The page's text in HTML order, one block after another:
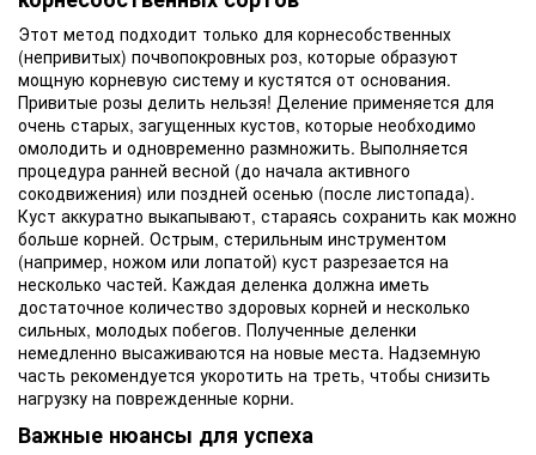
Этот метод подходит только для корнесобственных
(непривитых) почвопокровных роз, которые образуют
мощную корневую систему и кустятся от основания.
Привитые розы делить нельзя! Деление применяется для
очень старых, загущенных кустов, которые необходимо
омолодить и одновременно размножить. Выполняется
процедура ранней весной (до начала активного
сокодвижения) или поздней осенью (после листопада).
Куст аккуратно выкапывают, стараясь сохранить как можно
больше корней. Острым, стерильным инструментом
(например, ножом или лопатой) куст разрезается на
несколько частей. Каждая деленка должна иметь
достаточное количество здоровых корней и несколько
сильных, молодых побегов. Полученные деленки
немедленно высаживаются на новые места. Надземную
часть рекомендуется укоротить на треть, чтобы снизить
нагрузку на поврежденные корни.
Важные нюансы для успеха